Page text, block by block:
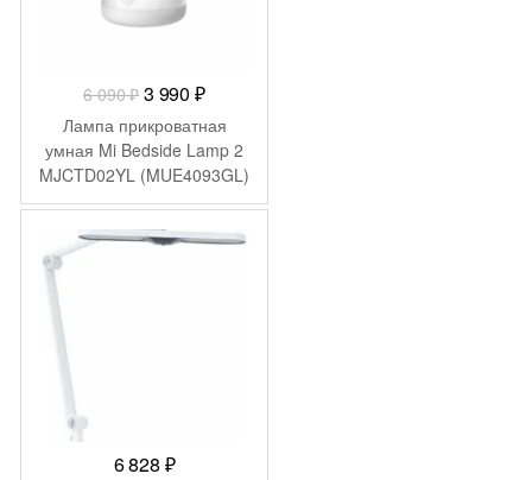
6 090₽ Первоначальная
цена
составляла
6
090 ₽.
3 990 ₽Текущая
цена:
3
990 ₽.
Лампа прикроватная
умная Mi Bedside Lamp 2
MJCTD02YL (MUE4093GL)
6 828 ₽